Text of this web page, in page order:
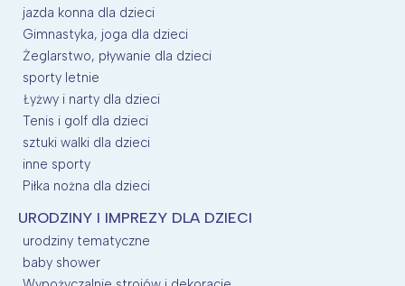
jazda konna dla dzieci
Gimnastyka, joga dla dzieci
Żeglarstwo, pływanie dla dzieci
sporty letnie
Łyżwy i narty dla dzieci
Tenis i golf dla dzieci
sztuki walki dla dzieci
inne sporty
Piłka nożna dla dzieci
URODZINY I IMPREZY DLA DZIECI
urodziny tematyczne
baby shower